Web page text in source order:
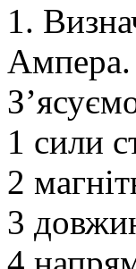
1.
Ампера.
1 сили
2
3